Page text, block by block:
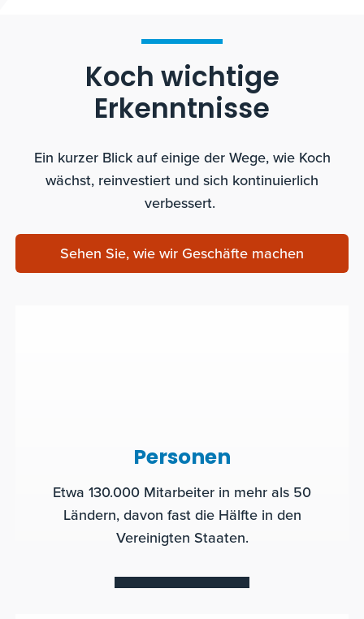
Koch wichtige
Erkenntnisse
Ein kurzer Blick auf einige der Wege, wie Koch
wächst, reinvestiert und sich kontinuierlich
verbessert.
Sehen Sie, wie wir Geschäfte machen
Personen
Etwa 130.000 Mitarbeiter in mehr als 50
Ländern, davon fast die Hälfte in den
Vereinigten Staaten.